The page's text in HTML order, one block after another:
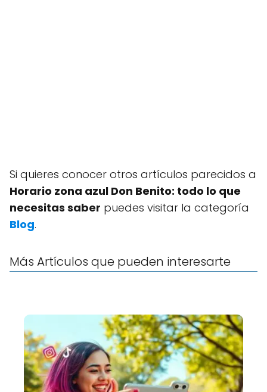
Si quieres conocer otros artículos parecidos a
Horario zona azul Don Benito: todo lo que
necesitas saber puedes visitar la categoría
Blog.
Más Artículos que pueden interesarte